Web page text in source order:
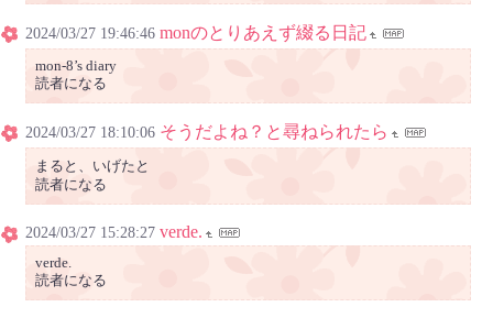
2024/03/27 19:46:46 monのとりあえず綴る日記
mon-8’s diary
読者になる
2024/03/27 18:10:06 そうだよね？と尋ねられたら
まると、いげたと
読者になる
2024/03/27 15:28:27 verde.
verde.
読者になる